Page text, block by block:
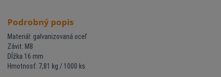
Podrobný popis
Materiál: galvanizovaná oceľ
Závit: M8
Dĺžka 16 mm
Hmotnosť: 7,81 kg / 1000 ks